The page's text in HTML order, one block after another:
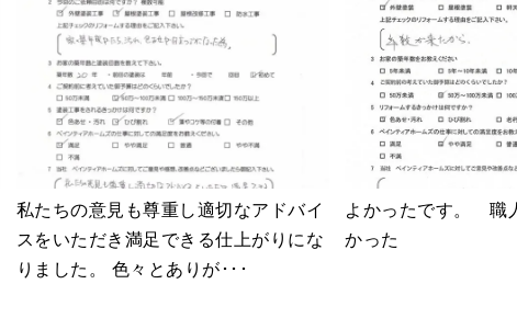
私たちの意見も尊重し適切なアドバイ
スをいただき満足できる仕上がりにな
りました。 色々とありが･･･
よかったです。 職
かった